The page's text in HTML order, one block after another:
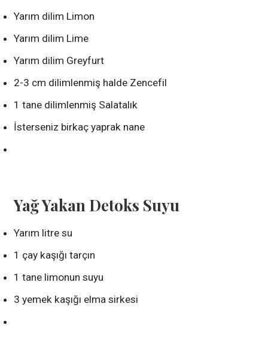
Yarım dilim Limon
Yarım dilim Lime
Yarım dilim Greyfurt
2-3 cm dilimlenmiş halde Zencefil
1 tane dilimlenmiş Salatalık
İsterseniz birkaç yaprak nane
Yağ Yakan Detoks Suyu
Yarım litre su
1 çay kaşığı tarçın
1 tane limonun suyu
3 yemek kaşığı elma sirkesi